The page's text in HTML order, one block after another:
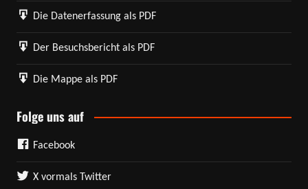
Die Datenerfassung als PDF
Der Besuchsbericht als PDF
Die Mappe als PDF
Folge uns auf
Facebook
X vormals Twitter